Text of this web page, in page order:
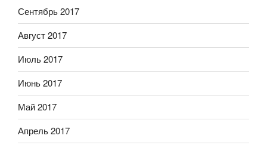
Сентябрь 2017
Август 2017
Июль 2017
Июнь 2017
Май 2017
Апрель 2017